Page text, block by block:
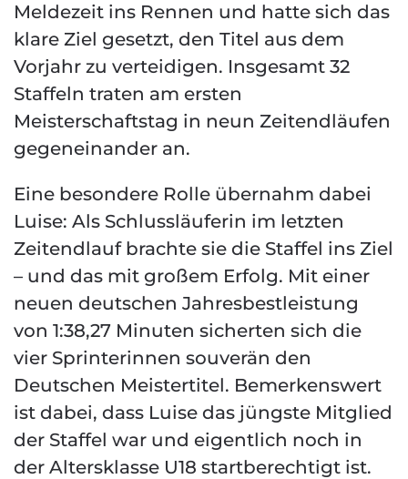
Meldezeit ins Rennen und hatte sich das
klare Ziel gesetzt, den Titel aus dem
Vorjahr zu verteidigen. Insgesamt 32
Staffeln traten am ersten
Meisterschaftstag in neun Zeitendläufen
gegeneinander an.
Eine besondere Rolle übernahm dabei
Luise: Als Schlussläuferin im letzten
Zeitendlauf brachte sie die Staffel ins Ziel
– und das mit großem Erfolg. Mit einer
neuen deutschen Jahresbestleistung
von 1:38,27 Minuten sicherten sich die
vier Sprinterinnen souverän den
Deutschen Meistertitel. Bemerkenswert
ist dabei, dass Luise das jüngste Mitglied
der Staffel war und eigentlich noch in
der Altersklasse U18 startberechtigt ist.